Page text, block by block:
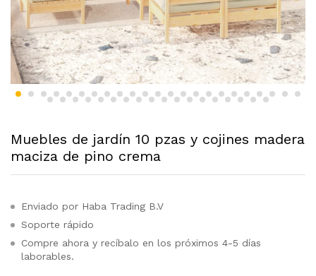
Muebles de jardín 10 pzas y cojines madera
maciza de pino crema
Enviado por Haba Trading B.V
Soporte rápido
Compre ahora y recíbalo en los próximos 4-5 días
laborables.